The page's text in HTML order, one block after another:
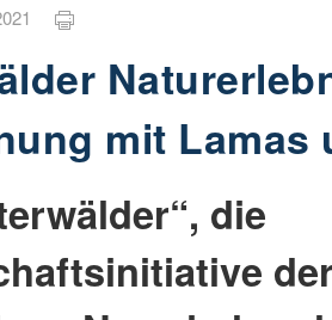
mit Lamas
die